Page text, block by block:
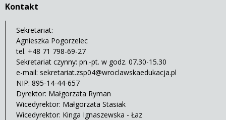
Kontakt
Sekretariat:
Agnieszka Pogorzelec
tel. +48 71 798-69-27
Sekretariat czynny: pn.-pt. w godz. 07.30-15.30
e-mail: sekretariat.zsp04@wroclawskaedukacja.pl
NIP: 895-14-44-657
Dyrektor: Małgorzata Ryman
Wicedyrektor: Małgorzata Stasiak
Wicedyrektor: Kinga Ignaszewska - Łaz